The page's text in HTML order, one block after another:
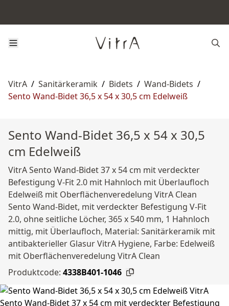
VitrA / Sanitärkeramik / Bidets / Wand-Bidets /
Sento Wand-Bidet 36,5 x 54 x 30,5 cm Edelweiß
Sento Wand-Bidet 36,5 x 54 x 30,5
cm Edelweiß
VitrA Sento Wand-Bidet 37 x 54 cm mit verdeckter
Befestigung V-Fit 2.0 mit Hahnloch mit Überlaufloch
Edelweiß mit Oberflächenveredelung VitrA Clean
Sento Wand-Bidet, mit verdeckter Befestigung V-Fit
2.0, ohne seitliche Löcher, 365 x 540 mm, 1 Hahnloch
mittig, mit Überlaufloch, Material: Sanitärkeramik mit
antibakterieller Glasur VitrA Hygiene, Farbe: Edelweiß
mit Oberflächenveredelung VitrA Clean
Produktcode: 4338B401-1046